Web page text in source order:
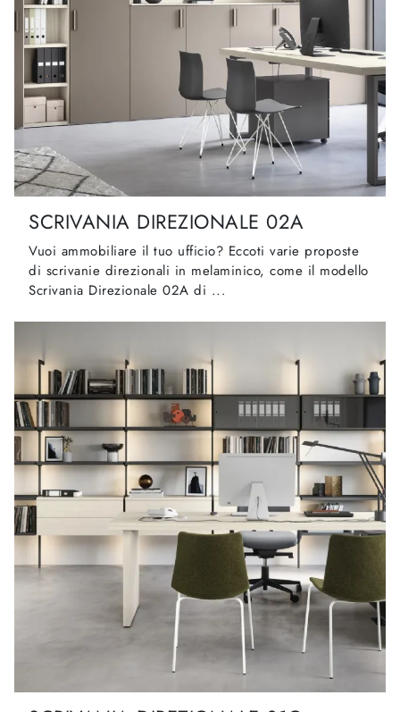
SCRIVANIA DIREZIONALE 02A
Vuoi ammobiliare il tuo ufficio? Eccoti varie proposte
di scrivanie direzionali in melaminico, come il modello
Scrivania Direzionale 02A di ...